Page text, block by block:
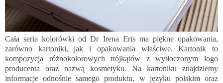
Cała seria kolorówki od Dr Irena Eris ma piękne opakowania,
zarówno kartoniki, jak i opakowania właściwe. Kartonik to
kompozycja różnokolorowych trójkątów z wytłoczonym logo
producenta oraz nazwą kosmetyku. Na kartoniku znajdziemy
informacje odnośnie samego produktu, w języku polskim oraz